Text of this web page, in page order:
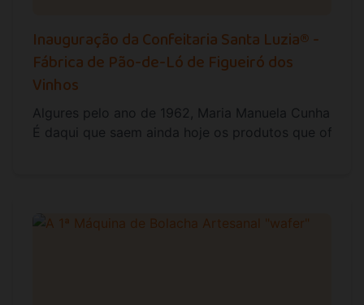
Inauguração da Confeitaria Santa Luzia® -
Fábrica de Pão-de-Ló de Figueiró dos
Vinhos
Algures pelo ano de 1962, Maria Manuela Cunha
É daqui que saem ainda hoje os produtos que